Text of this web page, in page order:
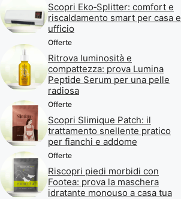
Scopri Eko‑Splitter: comfort e
riscaldamento smart per casa e
ufficio
Offerte
Ritrova luminosità e
compattezza: prova Lumina
Peptide Serum per una pelle
radiosa
Offerte
Scopri Slimique Patch: il
trattamento snellente pratico
per fianchi e addome
Offerte
Riscopri piedi morbidi con
Footea: prova la maschera
idratante monouso a casa tua